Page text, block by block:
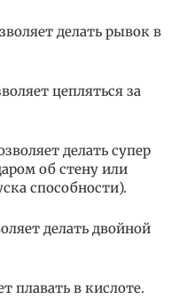
делать рывок в
цепляться за
делать супер
об стену или
способности).
делать двойной
плавать в кислоте.